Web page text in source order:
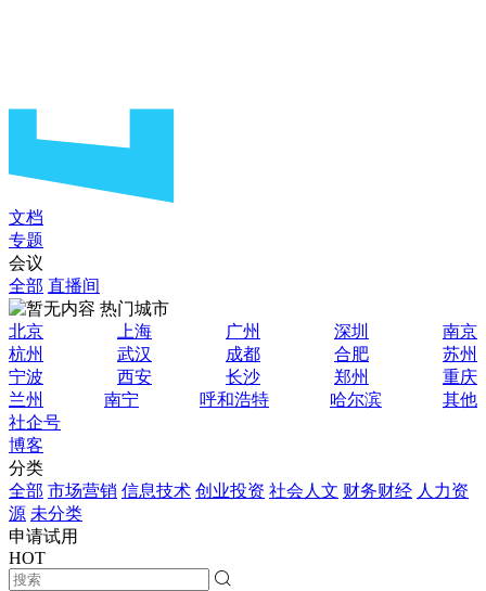
文档
专题
会议
全部 直播间
热门城市
北京
上海 广州 深圳
南京
杭州
武汉 成都 合肥
苏州
宁波
西安 长沙 郑州
重庆
兰州
南宁 呼和浩特 哈尔滨
其他
社企号
博客
分类
全部 市场营销 信息技术 创业投资 社会人文 财务财经 人力资
源 未分类
申请试用
HOT